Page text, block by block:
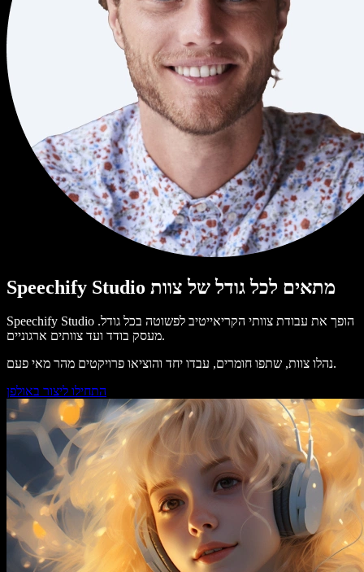
Speechify Studio מתאים לכל גודל של צוות
Speechify Studio הופך את עבודת צוותי הקריאייטיב לפשוטה בכל גודל.
מעסק בודד ועד צוותים ארגוניים.
נהלו צוות, שתפו חומרים, עבדו יחד והוציאו פרויקטים מהר מאי פעם.
התחילו ליצור באולפן